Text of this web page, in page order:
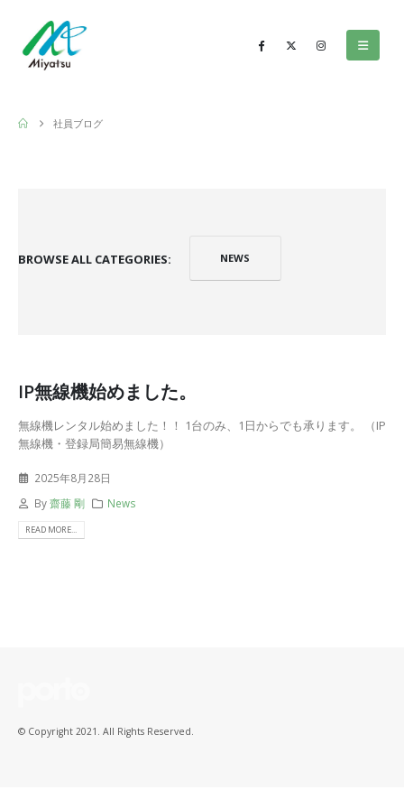
社員ブログ
BROWSE ALL CATEGORIES: NEWS
IP無線機始めました。
無線機レンタル始めました！！ 1台のみ、1日からでも承ります。 （IP
無線機・登録局簡易無線機）
2025年8月28日
By齋藤 剛 News
READ MORE...
© Copyright 2021. All Rights Reserved.